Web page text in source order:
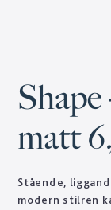
matt
Stående,
modern stilren